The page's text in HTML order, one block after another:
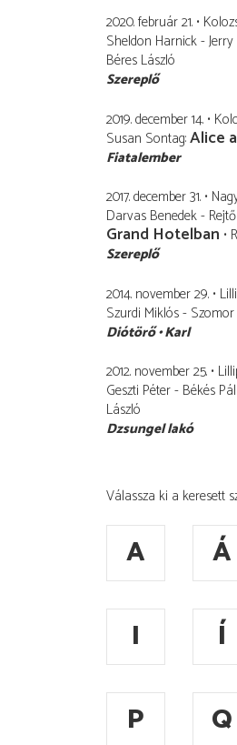
2020. február 21.
Sheldon Harnick -
Béres László
Szereplő
2019. december 14.
Susan Sontag Alice
Fiatalember
2017. december 31.
Darvas Benedek -
Grand Hotelban
Szereplő
2014. november 29.
Szurdi Miklós -
Diótörő Karl
2012. november 25.
Geszti Péter - Békés
László
Dzsungel lakó
Válassza ki a keresett
A Á
I
Í
P
Q